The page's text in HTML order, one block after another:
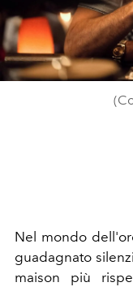
Nel mondo
guadagnato
maison più